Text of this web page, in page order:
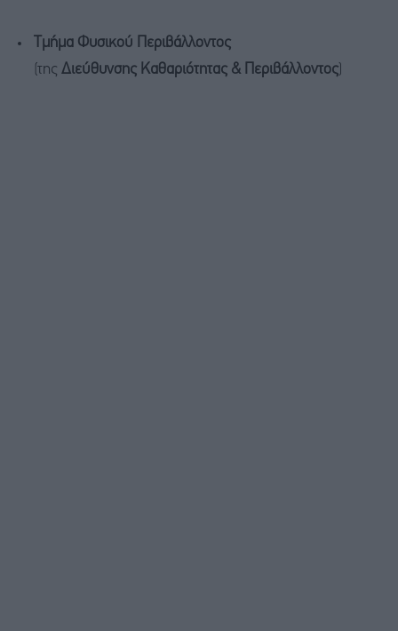
Τμήμα Φυσικού Περιβάλλοντος
(της Διεύθυνσης Καθαριότητας & Περιβάλλοντος